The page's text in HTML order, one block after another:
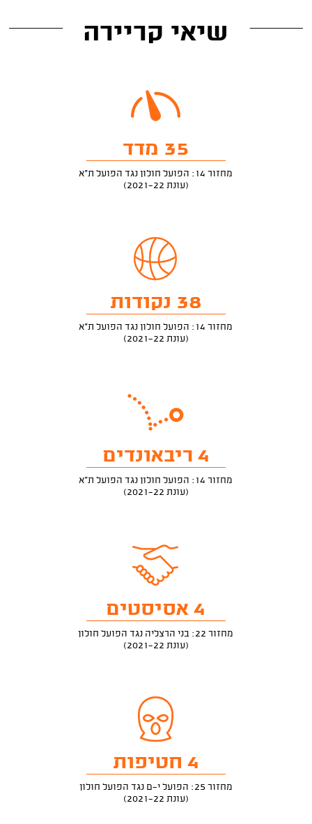
שיאי קריירה
35 מדד
מחזור 14: הפועל חולון נגד הפועל ת"א
(עונת 2021-22)
38 נקודות
מחזור 14: הפועל חולון נגד הפועל ת"א
(עונת 2021-22)
4 ריבאונדים
מחזור 14: הפועל חולון נגד הפועל ת"א
(עונת 2021-22)
4 אסיסטים
מחזור 22: בני הרצליה נגד הפועל חולון
(עונת 2021-22)
4 חטיפות
מחזור 25: הפועל י-ם נגד הפועל חולון
(עונת 2021-22)